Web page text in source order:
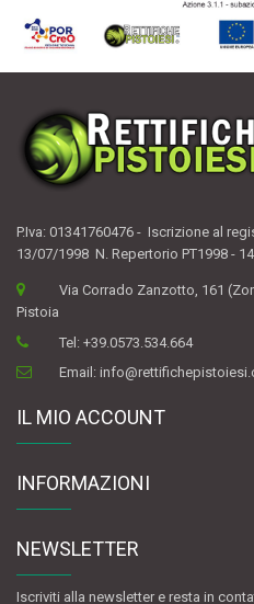
P.Iva: 01341760476 - Iscrizione al
13/07/1998 N. Repertorio PT1998 -
Via Corrado Zanzotto, 161
Pistoia
Tel:+39.0573.534.664
Email:
IL MIO ACCOUNT
INFORMAZIONI
NEWSLETTER
Iscriviti alla newsletter e resta in